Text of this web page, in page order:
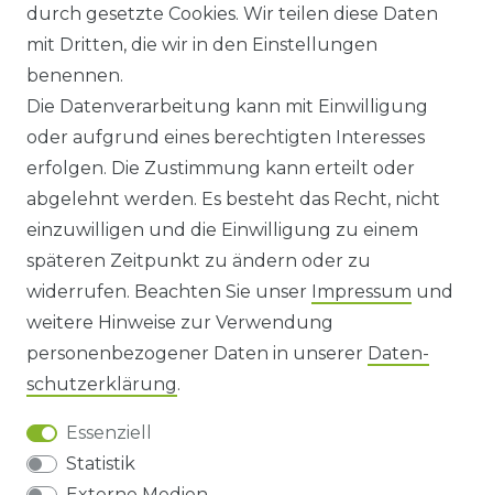
ANFAHRT
WIDERRUFS­FORMULAR
HINWEISE ZUR BATTERIEENTSORGUNG
IMPRESSUM
AGB UND KUNDENINFORMATIONEN
DATENSCHUTZERKLÄRUNG
BARRIEREFREIHEIT
durch gesetzte Cookies. Wir teilen diese Daten
mit Dritten, die wir in den Einstellungen
benennen.
Die Datenverarbeitung kann mit Einwilligung
oder aufgrund eines berechtigten Interesses
erfolgen. Die Zustimmung kann erteilt oder
abgelehnt werden. Es besteht das Recht, nicht
einzuwilligen und die Einwilligung zu einem
späteren Zeitpunkt zu ändern oder zu
widerrufen. Beachten Sie unser Impressum und
weitere Hinweise zur Verwendung
personenbezogener Daten in unserer Daten­
schutz­erklärung.
Essenziell
Statistik